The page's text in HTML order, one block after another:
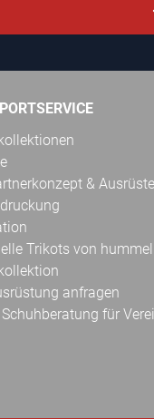
&
Trikots von hummel
anfragen
für